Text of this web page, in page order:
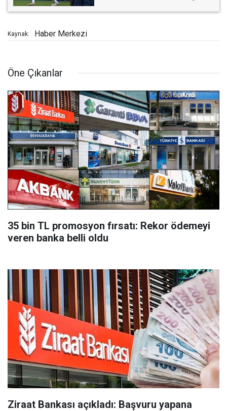
Kaynak: Haber Merkezi
Öne Çıkanlar
35 bin TL promosyon fırsatı: Rekor ödemeyi
veren banka belli oldu
Ziraat Bankası açıkladı: Başvuru yapana